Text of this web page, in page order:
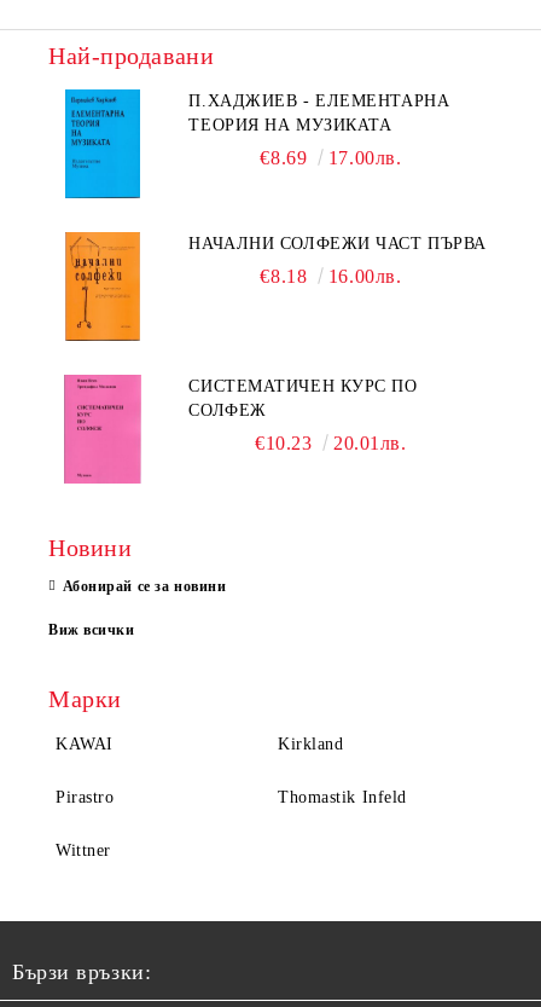
Най-продавани
П.ХАДЖИЕВ - ЕЛЕМЕНТАРНА
ТЕОРИЯ НА МУЗИКАТА
€8.69 17.00лв.
НАЧАЛНИ СОЛФЕЖИ ЧАСТ ПЪРВА
€8.18 16.00лв.
СИСТЕМАТИЧЕН КУРС ПО
СОЛФЕЖ
€10.23 20.01лв.
Новини
Абонирай се за новини
Виж всички
Марки
KAWAI Kirkland
Pirastro Thomastik Infeld
Wittner
Бързи връзки: